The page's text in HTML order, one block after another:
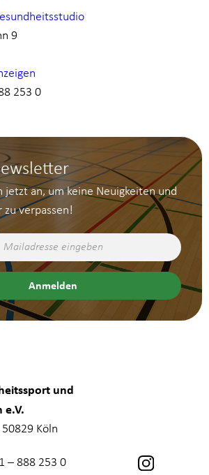
9
253 0
jetzt an, um keine Neuigkeiten und
verpassen!
und
Köln
– 888 253 0